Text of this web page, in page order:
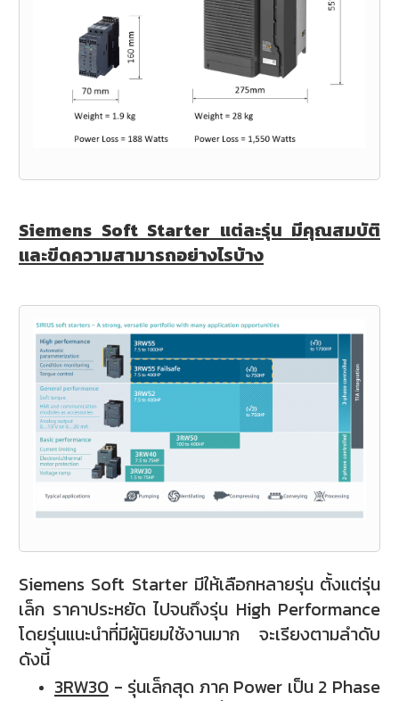
Siemens Soft Starter แต่ละรุ่น มีคุณสมบัติ
และขีดความสามารถอย่างไรบ้าง
Siemens Soft Starter มีให้เลือกหลายรุ่น ตั้งแต่รุ่น
เล็ก ราคาประหยัด ไปจนถึงรุ่น High Performance
โดยรุ่นแนะนำที่มีผู้นิยมใช้งานมาก จะเรียงตามลำดับ
ดังนี้
3RW30 - รุ่นเล็กสุด ภาค Power เป็น 2 Phase